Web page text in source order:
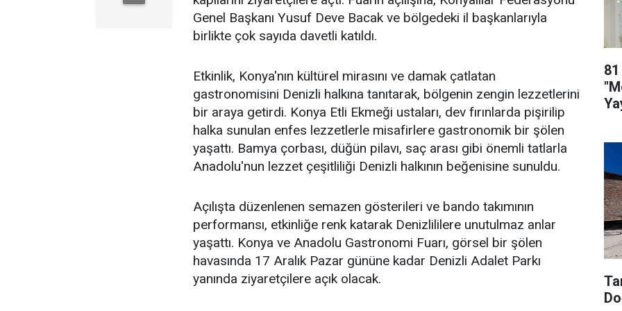
Genel Başkanı Yusuf Deve Bacak ve bölgedeki il başkanlarıyla
birlikte çok sayıda davetli katıldı.
Etkinlik, Konya'nın kültürel mirasını ve damak çatlatan
gastronomisini Denizli halkına tanıtarak, bölgenin zengin lezzetlerini
bir araya getirdi. Konya Etli Ekmeği ustaları, dev fırınlarda pişirilip
halka sunulan enfes lezzetlerle misafirlere gastronomik bir şölen
yaşattı. Bamya çorbası, düğün pilavı, saç arası gibi önemli tatlarla
Anadolu'nun lezzet çeşitliliği Denizli halkının beğenisine sunuldu.
Açılışta düzenlenen semazen gösterileri ve bando takımının
performansı, etkinliğe renk katarak Denizlililere unutulmaz anlar
yaşattı. Konya ve Anadolu Gastronomi Fuarı, görsel bir şölen
havasında 17 Aralık Pazar gününe kadar Denizli Adalet Parkı
yanında ziyaretçilere açık olacak.